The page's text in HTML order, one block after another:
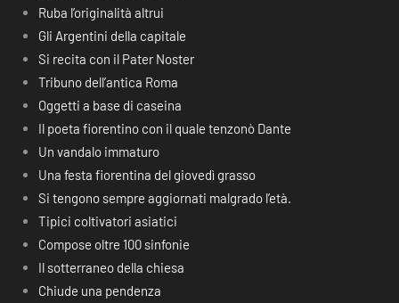
Ruba l’originalità altrui
Gli Argentini della capitale
Si recita con il Pater Noster
Tribuno dell’antica Roma
Oggetti a base di caseina
Il poeta fiorentino con il quale tenzonò Dante
Un vandalo immaturo
Una festa fiorentina del giovedì grasso
Si tengono sempre aggiornati malgrado l’età.
Tipici coltivatori asiatici
Compose oltre 100 sinfonie
Il sotterraneo della chiesa
Chiude una pendenza